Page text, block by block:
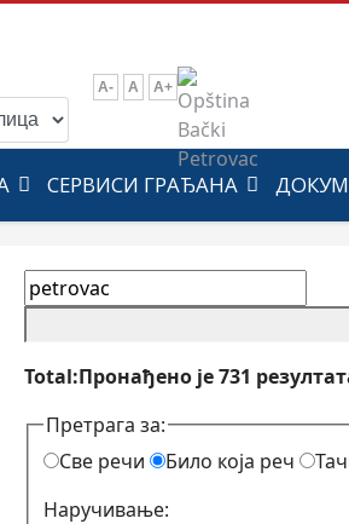
A- A A+
СЕРВИСИ ГРАЂАНА
Total:Пронађено је731
Претрага за:
Све речи
Било која реч
Наручивање: